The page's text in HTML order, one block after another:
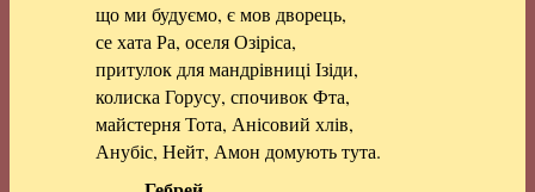
що ми будуємо, є мов дворець,
се хата Ра, оселя Озіріса,
притулок для мандрівниці Ізіди,
колиска Горусу, спочивок Фта,
майстерня Тота, Анісовий хлів,
Анубіс, Нейт, Амон домують тута.